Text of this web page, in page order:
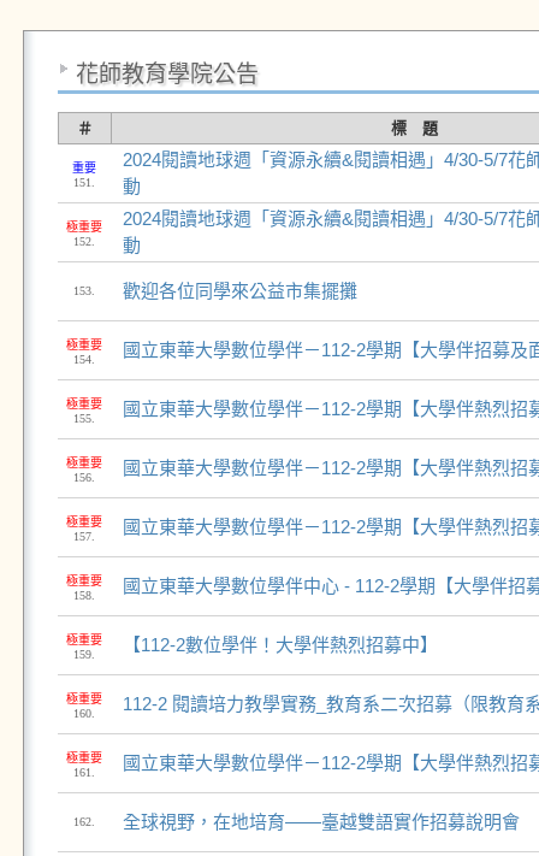
花師教育學院公告
＃ 標 題
重要
151.
2024閱讀地球週「資源永續&閱讀相遇」4/30-5/7花
動
極重要
152.
2024閱讀地球週「資源永續&閱讀相遇」4/30-5/7花
動
153. 歡迎各位同學來公益市集擺攤
極重要
154.
國立東華大學數位學伴－112-2學期【大學伴招募及
極重要
155.
國立東華大學數位學伴－112-2學期【大學伴熱烈招
極重要
156.
國立東華大學數位學伴－112-2學期【大學伴熱烈招
極重要
157.
國立東華大學數位學伴－112-2學期【大學伴熱烈招
極重要
158.
國立東華大學數位學伴中心 - 112-2學期【大學伴招
極重要
159.
【112-2數位學伴！大學伴熱烈招募中】
極重要
160.
112-2 閱讀培力教學實務_教育系二次招募（限教育
極重要
161.
國立東華大學數位學伴－112-2學期【大學伴熱烈招
162. 全球視野，在地培育——臺越雙語實作招募說明會